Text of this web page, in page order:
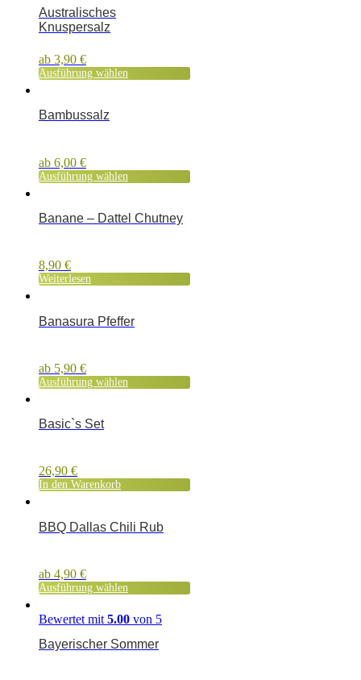
Australisches
Knuspersalz
ab 3,90 €
Ausführung wählen
Bambussalz
ab 6,00 €
Ausführung wählen
Banane – Dattel Chutney
8,90 €
Weiterlesen
Banasura Pfeffer
ab 5,90 €
Ausführung wählen
Basic`s Set
26,90 €
In den Warenkorb
BBQ Dallas Chili Rub
ab 4,90 €
Ausführung wählen
Bewertet mit 5.00 von 5
Bayerischer Sommer